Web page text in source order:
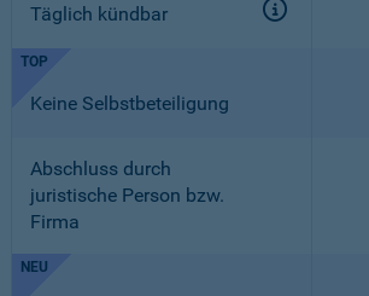
Täglich kündbar
TOP
Keine Selbstbeteiligung
Abschluss durch
juristische Person bzw.
Firma
NEU